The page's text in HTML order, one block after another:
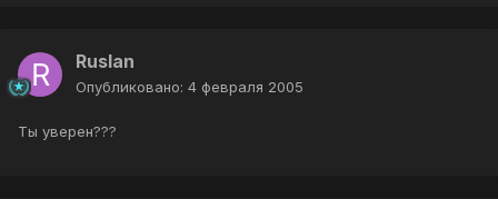
Ruslan
Опубликовано: 4 февраля 2005
Ты уверен???